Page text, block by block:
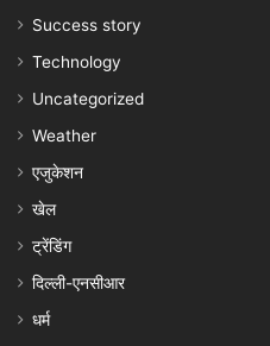
Success story
Technology
Uncategorized
Weather
एजुकेशन
खेल
ट्रेंडिंग
दिल्ली-एनसीआर
धर्म